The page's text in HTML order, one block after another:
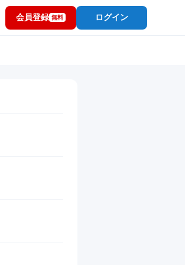
会員登録 無料 ログイン